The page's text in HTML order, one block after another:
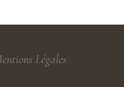
Légales